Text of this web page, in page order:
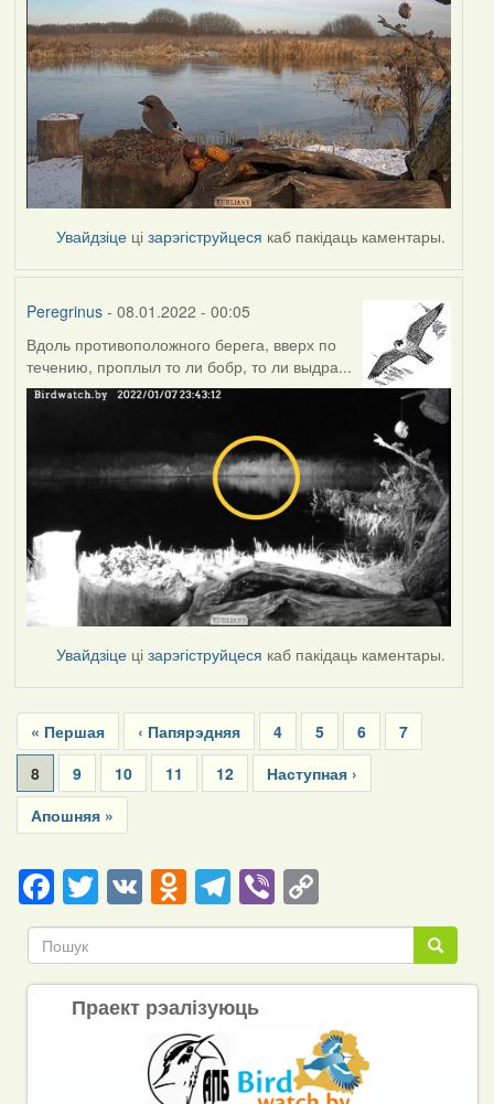
Увайдзіце цізарэгіструйцеся каб пакідаць каментары.
Peregrinus- 08.01.2022 - 00:05
Вдоль противоположного берега, вверх по
течению, проплыл то ли бобр, то ли выдра...
Увайдзіце цізарэгіструйцеся каб пакідаць каментары.
Pagination
First
page
« Першая
Previous
page
‹ Папярэдняя Page
4 Page
5 Page
6 Page
7
Current
page
8 Page
9 Page
10 Page
11 Page
12
Next
page
Наступная ›
Last
page
Апошняя »
Facebook
Twitter
VKOdnoklassniki
Telegram
ViberCopy
Link Пошук
Пошук
Праект рэалізуюць